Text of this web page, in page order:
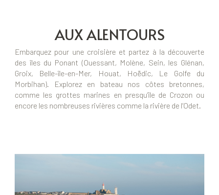
AUX ALENTOURS
Embarquez pour une croisière et partez à la découverte
des îles du Ponant (Ouessant, Molène, Sein, les Glénan,
Groix, Belle-île-en-Mer, Houat, Hoëdic, Le Golfe du
Morbihan). Explorez en bateau nos côtes bretonnes,
comme les grottes marines en presqu’île de Crozon ou
encore les nombreuses rivières comme la rivière de l’Odet.